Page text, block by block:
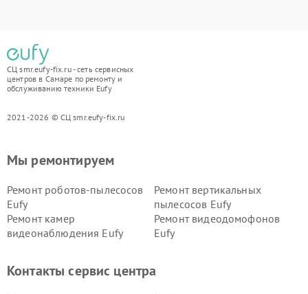
СЦ smr.eufy-fix.ru - сеть сервисных
центров в Самаре по ремонту и
обслуживанию техники Eufy
2021-2026 © СЦ smr.eufy-fix.ru
Мы ремонтируем
Ремонт роботов-пылесосов
Eufy
Ремонт вертикальных
пылесосов Eufy
Ремонт камер
видеонаблюдения Eufy
Ремонт видеодомофонов
Eufy
Контакты сервис центра